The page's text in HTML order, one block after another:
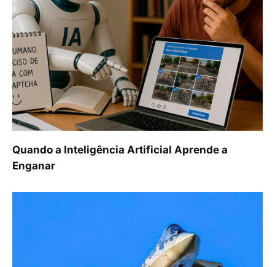
Quando a Inteligência Artificial Aprende a
Enganar